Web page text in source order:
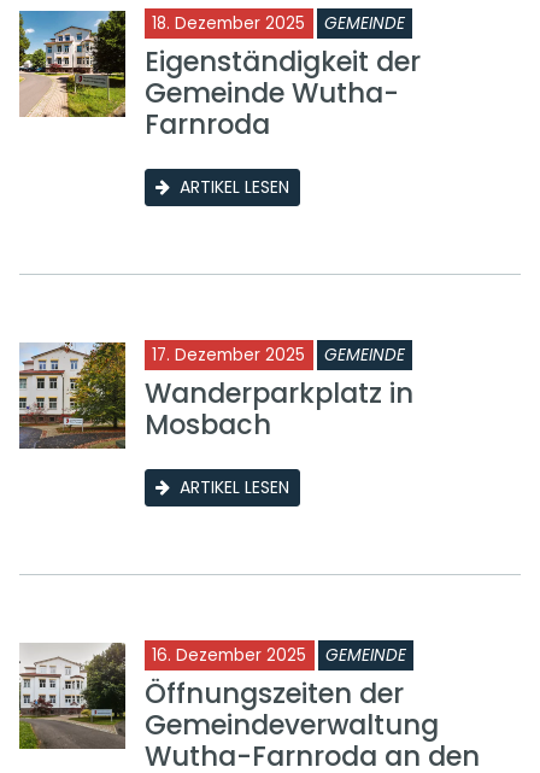
18. Dezember 2025 GEMEINDE
Eigenständigkeit der
Gemeinde Wutha-
Farnroda
ARTIKEL LESEN
17. Dezember 2025 GEMEINDE
Wanderparkplatz in
Mosbach
ARTIKEL LESEN
16. Dezember 2025 GEMEINDE
Öffnungszeiten der
Gemeindeverwaltung
Wutha-Farnroda an den